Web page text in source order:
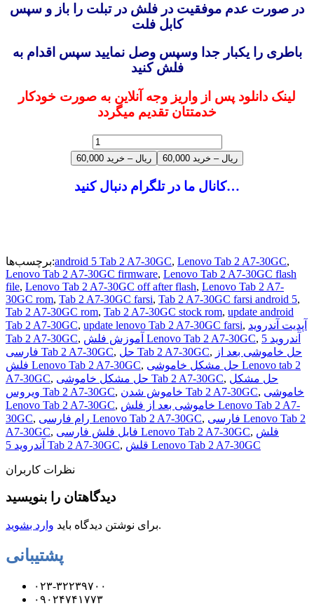
در صورت عدم موفقیت در فلش در تبلت را باز و سپس
کابل فلت
باطری را یکبار جدا وسپس وصل نمایید سپس اقدام به
فلش کنید
لینک دانلود پس از واریز وجه آنلاین به صورت خودکار
خدمتتان تقدیم میگردد
60,000 ریال – خرید
کانال ما در تلگرام دنبال کنید…
برچسب‌ها:android 5 Tab 2 A7-30GC, Lenovo Tab 2 A7-30GC,
Lenovo Tab 2 A7-30GC firmware, Lenovo Tab 2 A7-30GC flash
file, Lenovo Tab 2 A7-30GC off after flash, Lenovo Tab 2 A7-
30GC rom, Tab 2 A7-30GC farsi, Tab 2 A7-30GC farsi android 5,
Tab 2 A7-30GC rom, Tab 2 A7-30GC stock rom, update android
Tab 2 A7-30GC, update lenovo Tab 2 A7-30GC farsi, آپدیت آندروید
Tab 2 A7-30GC, آموزش فلش Lenovo Tab 2 A7-30GC, آندروید 5
فارسی Tab 2 A7-30GC, حل Tab 2 A7-30GC, حل خاموشی بعد از
فلش Lenovo Tab 2 A7-30GC, حل مشکل خاموشی Lenovo tab 2
A7-30GC, حل مشکل خاموشی Tab 2 A7-30GC, حل مشکل
ویروس Tab 2 A7-30GC, خاموش شدن Tab 2 A7-30GC, خاموشی
Lenovo Tab 2 A7-30GC, خاموشی بعد از فلش Lenovo Tab 2 A7-
30GC, رام فارسی Lenovo Tab 2 A7-30GC, فارسی Lenovo Tab 2
A7-30GC, فایل فلش فارسی Lenovo Tab 2 A7-30GC, فلش
آندروید 5 Tab 2 A7-30GC, قلش Lenovo Tab 2 A7-30GC
نظرات کاربران
دیدگاهتان را بنویسید
برای نوشتن دیدگاه باید وارد بشوید .
پشتیبانی
۰۲۳-۳۲۲۳۹۷۰۰
۰۹۰۲۴۷۴۱۷۷۳